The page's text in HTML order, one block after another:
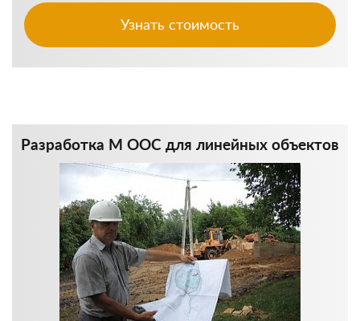
Узнать стоимость
Разработка М ООС для линейных объектов